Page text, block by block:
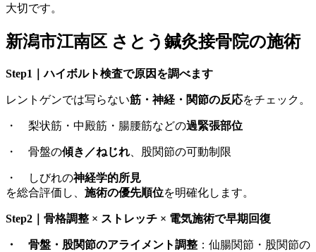
大切です。
新潟市江南区 さとう鍼灸接骨院の施術
Step1｜ハイボルト検査で原因を調べます
レントゲンでは写らない筋・神経・関節の反応をチェック。
・ 梨状筋・中殿筋・腸腰筋などの過緊張部位
・ 骨盤の傾き／ねじれ 、股関節の可動制限
・ しびれの神経学的所見
を総合評価し、 施術の優先順位を明確化します。
Step2｜骨格調整 × ストレッチ × 電気施術で早期回復
・ 骨盤・股関節のアライメント調整 ：仙腸関節・股関節の